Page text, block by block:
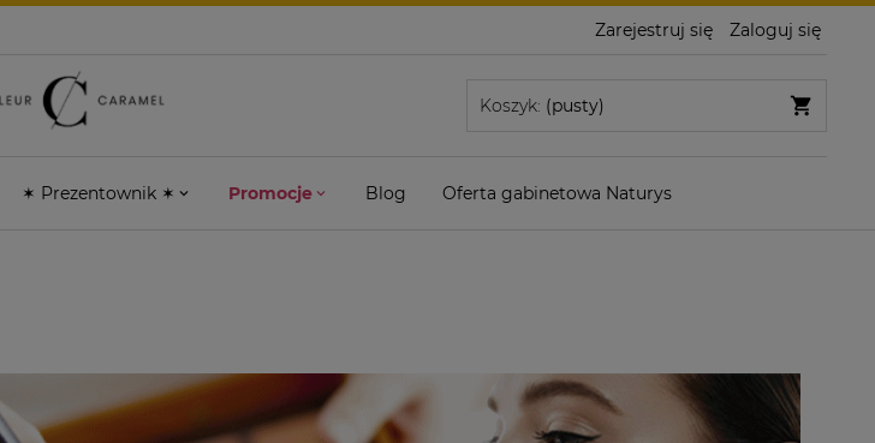
Zarejestruj się Zaloguj się
Koszyk: (pusty)
✶ Prezentownik ✶ Promocje Blog Oferta gabinetowa Naturys